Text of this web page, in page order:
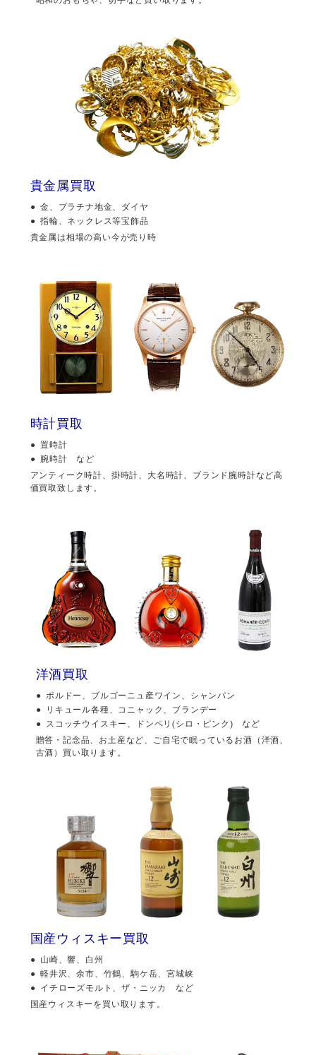
貴金属買取
金、プラチナ地金、ダイヤ
指輪、ネックレス等宝飾品
貴金属は相場の高い今が売り時
時計買取
置時計
腕時計 など
アンティーク時計、掛時計、大名時計、ブランド腕時計など高
価買取致します。
洋酒買取
ボルドー、ブルゴーニュ産ワイン、シャンパン
リキュール各種、コニャック、ブランデー
スコッチウイスキー、ドンペリ(シロ・ピンク) など
贈答・記念品、お土産など、ご自宅で眠っているお酒（洋酒、
古酒）買い取ります。
国産ウィスキー買取
山崎、響、白州
軽井沢、余市、竹鶴、駒ケ岳、宮城峡
イチローズモルト、ザ・ニッカ など
国産ウィスキーを買い取ります。